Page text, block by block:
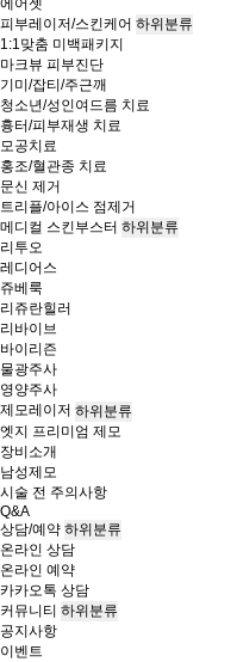
피부레이저/스킨케어 하위분류
1:1맞춤 미백패키지
마크뷰 피부진단
기미/잡티/주근깨
청소년/성인여드름 치료
흉터/피부재생 치료
모공치료
홍조/혈관종 치료
문신 제거
트리플/아이스 점제거
메디컬 스킨부스터 하위분류
리투오
레디어스
쥬베룩
리쥬란힐러
리바이브
바이리즌
물광주사
영양주사
제모레이저 하위분류
엣지 프리미엄 제모
장비소개
남성제모
시술 전 주의사항
Q&A
상담/예약 하위분류
온라인 상담
온라인 예약
카카오톡 상담
커뮤니티 하위분류
공지사항
이벤트